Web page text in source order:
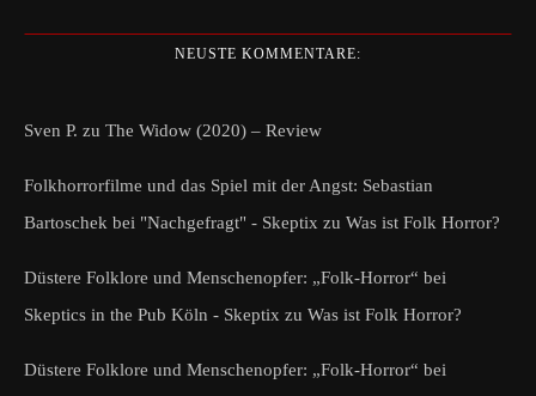
NEUSTE KOMMENTARE:
Sven P. zu The Widow (2020) – Review
Folkhorrorfilme und das Spiel mit der Angst: Sebastian
Bartoschek bei "Nachgefragt" - Skeptix zu Was ist Folk Horror?
Düstere Folklore und Menschenopfer: „Folk-Horror“ bei
Skeptics in the Pub Köln - Skeptix zu Was ist Folk Horror?
Düstere Folklore und Menschenopfer: „Folk-Horror“ bei